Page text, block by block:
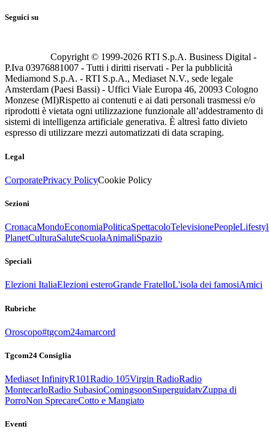
Seguici su
Copyright © 1999-2026 RTI S.p.A. Business Digital -
P.Iva 03976881007 - Tutti i diritti riservati - Per la pubblicità
Mediamond S.p.A. - RTI S.p.A., Mediaset N.V., sede legale
Amsterdam (Paesi Bassi) - Uffici Viale Europa 46, 20093 Cologno
Monzese (MI)Rispetto ai contenuti e ai dati personali trasmessi e/o
riprodotti è vietata ogni utilizzazione funzionale all’addestramento di
sistemi di intelligenza artificiale generativa. È altresì fatto divieto
espresso di utilizzare mezzi automatizzati di data scraping.
Legal
CorporatePrivacy PolicyCookie Policy
Sezioni
CronacaMondoEconomiaPoliticaSpettacoloTelevisionePeople
PlanetCulturaSaluteScuolaAnimaliSpazio
Speciali
Elezioni ItaliaElezioni esteroGrande FratelloL'isola dei famosiAmici
Rubriche
Oroscopo#tgcom24amarcord
Tgcom24 Consiglia
Mediaset InfinityR101Radio 105Virgin RadioRadio
MontecarloRadio SubasioComingsoonSuperguidatvZuppa di
PorroNon SprecareCotto e Mangiato
Eventi